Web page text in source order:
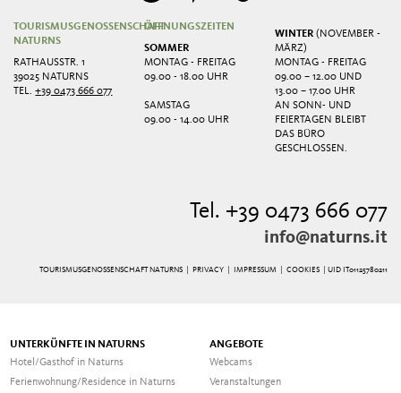
TOURISMUSGENOSSENSCHAFT
NATURNS
RATHAUSSTR. 1
39025 NATURNS
TEL.+39 0473 666 077
ÖFFNUNGSZEITEN
SOMMER
MONTAG - FREITAG
09.00 - 18.00 UHR
SAMSTAG
09.00 - 14.00 UHR
WINTER(NOVEMBER -
MÄRZ)
MONTAG - FREITAG
09.00 – 12.00 UND
13.00 – 17.00 UHR
AN SONN- UND
FEIERTAGEN BLEIBT
DAS BÜRO
GESCHLOSSEN.
Tel. +39 0473 666 077
info@naturns.it
TOURISMUSGENOSSENSCHAFT NATURNS | PRIVACY| IMPRESSUM COOKIES | UID IT01125780211
UNTERKÜNFTE IN NATURNS
Hotel/Gasthof in Naturns
Ferienwohnung/Residence in Naturns
ANGEBOTE
Webcams
Veranstaltungen